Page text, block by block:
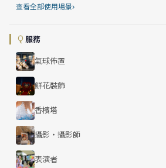
查看全部使用場景›
服務
氣球佈置
鮮花裝飾
香檳塔
攝影・攝影師
表演者